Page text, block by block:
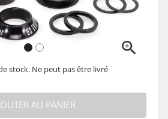
stock. Ne peut pas être livré
AU PANIER